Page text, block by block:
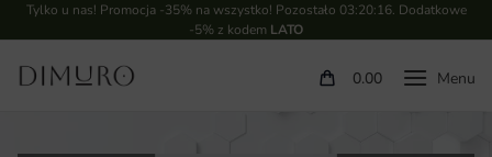
Tylko u nas! Promocja -35% na wszystko! Pozostało 03:20:16. Dodatkowe
-5% z kodem LATO
0.00